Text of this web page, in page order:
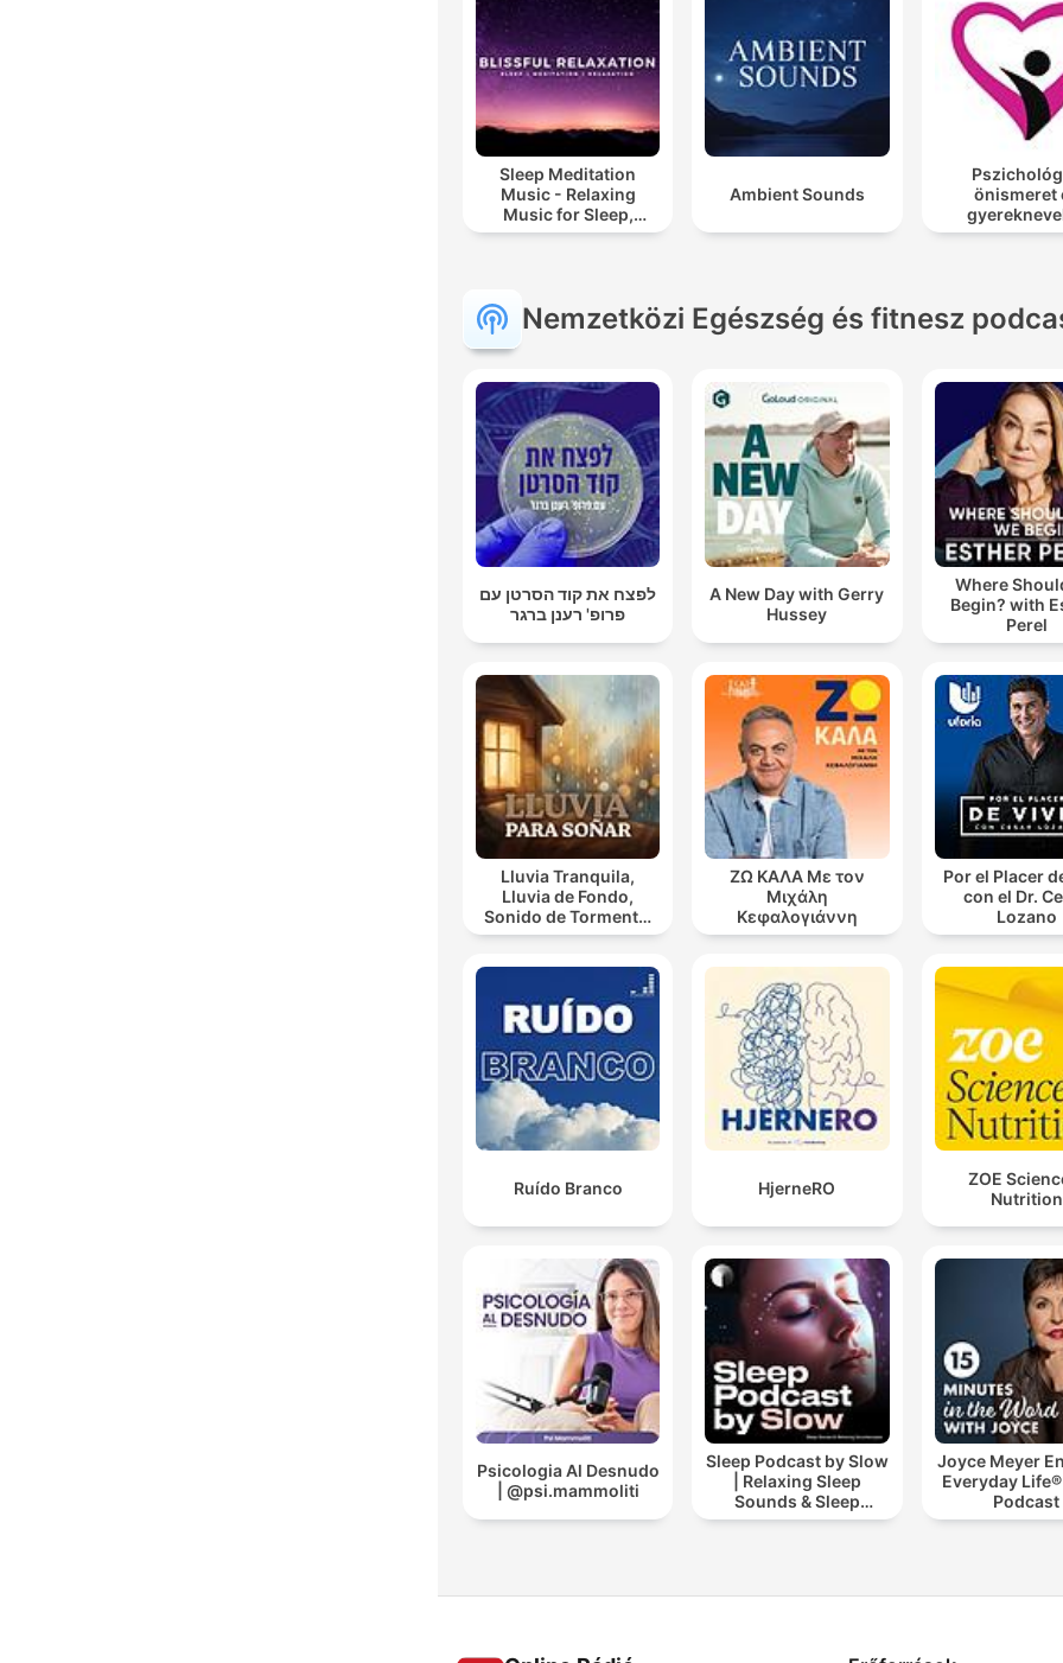
Sleep Meditation
Music - Relaxing
Music for Sleep,
Meditation &
Ambient Sounds
önismeret
Nemzetközi Egészség és fitnesz
לפצח את קוד הסרטן עם
פרופ' רענן ברגר
A New Day with Gerry
Hussey
Where
Begin? with
Perel
Lluvia Tranquila,
Lluvia de Fondo,
Sonido de Tormenta,
Día Lluvioso, Lluvia
ΖΩ ΚΑΛΑ Με τον
Μιχάλη
Κεφαλογιάννη
Por el Placer
con el Dr.
Lozano
Ruído Branco HjerneRO
ZOE
Nutrition
Psicologia Al Desnudo
| @psi.mammoliti
Sleep Podcast by Slow
| Relaxing Sleep
Sounds & Sleep
Stories | Nature Sound
Joyce Meyer
Everyday
Podcast